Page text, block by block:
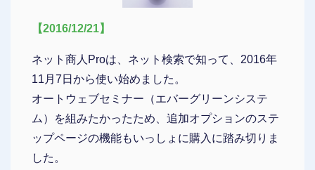
【2016/12/21】
ネット商人Proは、ネット検索で知って、2016年
11月7日から使い始めました。
オートウェブセミナー（エバーグリーンシステ
ム）を組みたかったため、追加オプションのステ
ップページの機能もいっしょに購入に踏み切りま
した。